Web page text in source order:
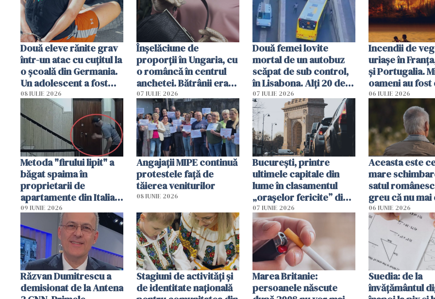
Două eleve rănite grav
într-un atac cu cuțitul la
o școală din Germania.
Un adolescent a fost
arestat
08 IULIE 2026
Înșelăciune de
proporții în Ungaria, cu
o româncă în centrul
anchetei. Bătrânii erau
puși să lase la poartă
genți cu aur și bani
07 IULIE 2026
Două femei lovite
mortal de un autobuz
scăpat de sub control,
în Lisabona. Alți 20 de
oameni sunt răniți
07 IULIE 2026
Incendii de
uriașe în
și Portugalia.
oameni au
06 IULIE 2026
Metoda "firului lipit" a
băgat spaima în
proprietarii de
apartamente din Italia.
Poliția, sesizată
09 IUNIE 2026
Angajaţii MIPE continuă
protestele faţă de
tăierea veniturilor
08 IUNIE 2026
București, printre
ultimele capitale din
lume în clasamentul
„orașelor fericite” din
2026
07 IUNIE 2026
Aceasta este
mare
satul
greu că nu mai
pe-aici, prin
06 IUNIE 2026
Răzvan Dumitrescu a
demisionat de la Antena
Stagiuni de activități și
de identitate națională
Marea Britanie:
persoanele născute
Suedia: de la
învățământul